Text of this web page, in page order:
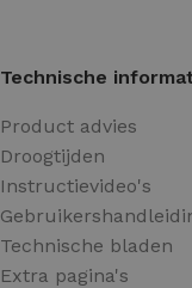
Technische
Product advies
Droogtijden
Instructievideo's
Technische bladen
Extra pagina's